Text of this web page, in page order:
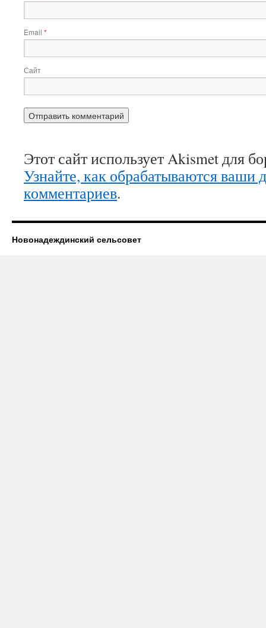
Email *
Сайт
Этот сайт использует Akismet для
Узнайте, как обрабатываются ваши
комментариев.
Новонадеждинский сельсовет